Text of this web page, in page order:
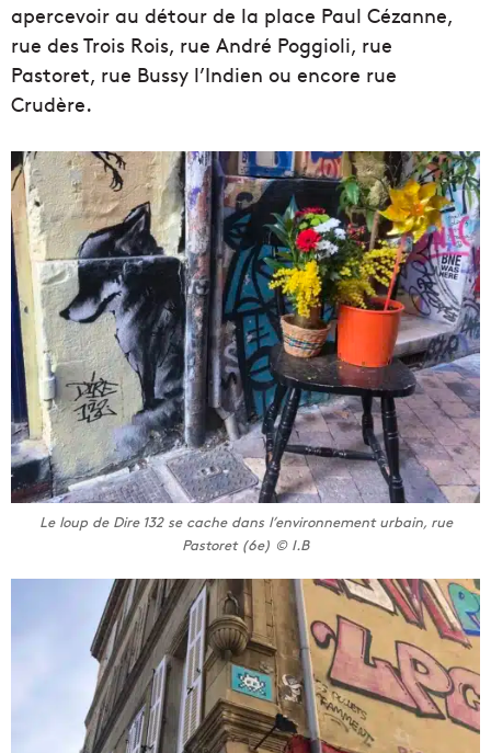
apercevoir au détour de la place Paul Cézanne,
rue des Trois Rois, rue André Poggioli, rue
Pastoret, rue Bussy l’Indien ou encore rue
Crudère.
Le loup de Dire 132 se cache dans l’environnement urbain, rue
Pastoret (6e) © I.B